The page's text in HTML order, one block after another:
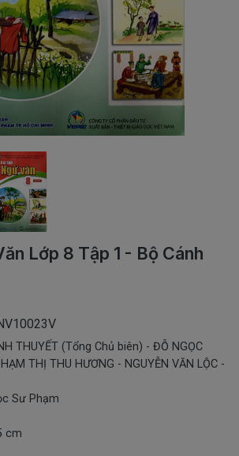
Lớp 8 Tập 1 - Bộ Cánh
THUYẾT (Tổng Chủ biên) - ĐỖ NGỌC
THỊ THU HƯƠNG - NGUYỄN VĂN LỘC -
Sư Phạm
cm